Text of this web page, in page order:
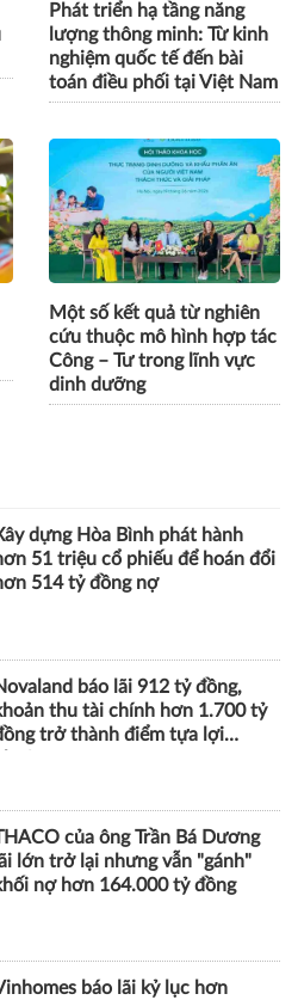
Phát triển hạ tầng năng
lượng thông minh: Từ kinh
nghiệm quốc tế đến bài
toán điều phối tại Việt Nam
Một số kết quả từ nghiên
cứu thuộc mô hình hợp tác
Công – Tư trong lĩnh vực
dinh dưỡng
dựng Hòa Bình phát hành
51 triệu cổ phiếu để hoán đổi
514 tỷ đồng nợ
báo lãi 912 tỷ đồng,
thu tài chính hơn 1.700 tỷ
trở thành điểm tựa lợi
của ông Trần Bá Dương
lớn trở lại nhưng vẫn "gánh"
nợ hơn 164.000 tỷ đồng
báo lãi kỷ lục hơn